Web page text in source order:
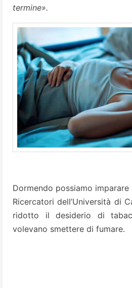
termine».
Dormendo possiamo
Ricercatori dell’Università di
ridotto il desiderio di
volevano smettere di fumare.